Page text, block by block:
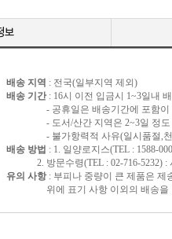
배송 지역 : 전국(일부지역 제외)
배송 기간 : 16시 이전 입금시 1~3일내
- 공휴일은 배송기간에 포함이
- 도서/산간 지역은 2~3일 정도
- 불가항력적 사유(일시품절,천재
배송 방법 : 1. 일양로지스(TEL : 1588-
2. 방문수령(TEL : 02-716-5232) :
유의 사항: 부피나 중량이 큰 제품은 제
위에 표기 사항 이외의 배송을 원